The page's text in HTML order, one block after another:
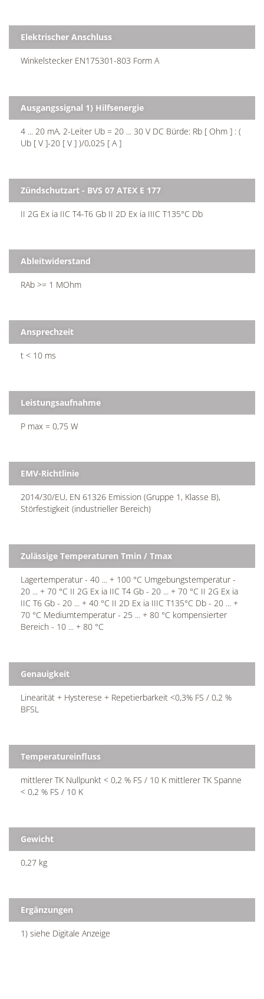
Elektrischer Anschluss
Winkelstecker EN175301-803 Form A
Ausgangssignal 1) Hilfsenergie
4 ... 20 mA, 2-Leiter Ub = 20 ... 30 V DC Bürde: Rb [ Ohm ] : (
Ub [ V ]-20 [ V ] )/0,025 [ A ]
Zündschutzart - BVS 07 ATEX E 177
II 2G Ex ia IIC T4-T6 Gb II 2D Ex ia IIIC T135°C Db
Ableitwiderstand
RAb >= 1 MOhm
Ansprechzeit
t < 10 ms
Leistungsaufnahme
P max = 0,75 W
EMV-Richtlinie
2014/30/EU, EN 61326 Emission (Gruppe 1, Klasse B),
Störfestigkeit (industrieller Bereich)
Zulässige Temperaturen Tmin / Tmax
Lagertemperatur - 40 ... + 100 °C Umgebungstemperatur -
20 ... + 70 °C II 2G Ex ia IIC T4 Gb - 20 ... + 70 °C II 2G Ex ia
IIC T6 Gb - 20 ... + 40 °C II 2D Ex ia IIIC T135°C Db - 20 ... +
70 °C Mediumtemperatur - 25 ... + 80 °C kompensierter
Bereich - 10 ... + 80 °C
Genauigkeit
Linearität + Hysterese + Repetierbarkeit <0,3% FS / 0,2 %
BFSL
Temperatureinfluss
mittlerer TK Nullpunkt < 0,2 % FS / 10 K mittlerer TK Spanne
< 0,2 % FS / 10 K
Gewicht
0,27 kg
Ergänzungen
1) siehe Digitale Anzeige